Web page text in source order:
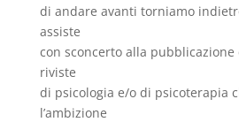
di andare avanti torniamo
assiste
con sconcerto alla
riviste
di psicologia e/o di psicoterapia
l’ambizione